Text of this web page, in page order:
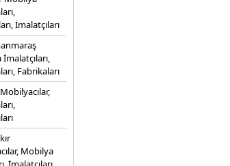
İmalatçıları
Fabrikaları
Mobilya